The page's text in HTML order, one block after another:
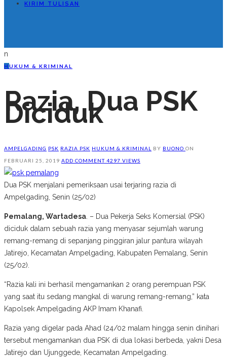
KIRIM TULISAN
n
H UKUM & KRIMINAL
Razia, Dua PSK
Diciduk
AMPELGADING PSK RAZIA PSK HUKUM & KRIMINAL BY BUONO ON
FEBRUARI 25, 2019 ADD COMMENT 4297 VIEWS
Dua PSK menjalani pemeriksaan usai terjaring razia di
Ampelgading, Senin (25/02)
Pemalang, Wartadesa . – Dua Pekerja Seks Komersial (PSK)
diciduk dalam sebuah razia yang menyasar sejumlah warung
remang-remang di sepanjang pinggiran jalur pantura wilayah
Jatirejo, Kecamatan Ampelgading, Kabupaten Pemalang, Senin
(25/02).
“Razia kali ini berhasil mengamankan 2 orang perempuan PSK
yang saat itu sedang mangkal di warung remang-remang,” kata
Kapolsek Ampelgading AKP Imam Khanafi.
Razia yang digelar pada Ahad (24/02 malam hingga senin dinihari
tersebut mengamankan dua PSK di dua lokasi berbeda, yakni Desa
Jatirejo dan Ujunggede, Kecamatan Ampelgading.